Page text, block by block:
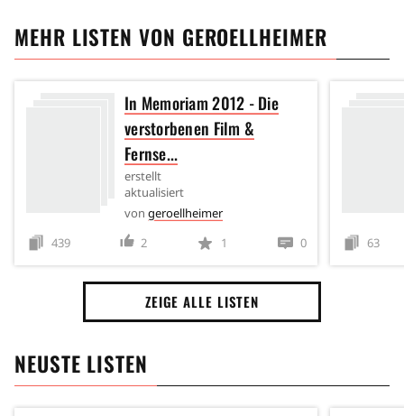
MEHR LISTEN VON GEROELLHEIMER
In Memoriam 2012 - Die
verstorbenen Film &
Fernse...
erstellt
aktualisiert
von geroellheimer
439
2 1 0 63
ZEIGE ALLE LISTEN
NEUSTE LISTEN